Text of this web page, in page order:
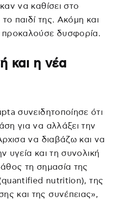
να καθίσει στο
παιδί της. Ακόμη και
δυσφορία.
και η νέα
συνειδητοποίησε ότι
για να αλλάξει την
να διαβάζω και να
υγεία και τη συνολική
τη σημασία της
nutrition), της
και της συνέπειας»,